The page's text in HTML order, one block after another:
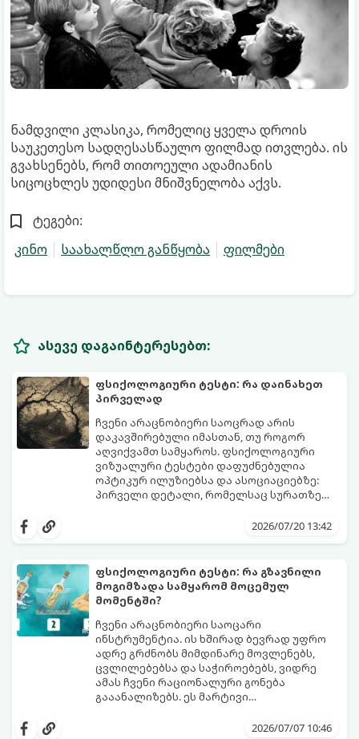
ნამდვილი კლასიკა, რომელიც ყველა დროის
საუკეთესო სადღესასწაულო ფილმად ითვლება. ის
გვახსენებს, რომ თითოეული ადამიანის
სიცოცხლეს უდიდესი მნიშვნელობა აქვს.
ტეგები:
კინო
საახალწლო განწყობა ფილმები
ასევე დაგაინტერესებთ:
ფსიქოლოგიური ტესტი: რა დაინახეთ
პირველად
ჩვენი არაცნობიერი საოცრად არის
დაკავშირებული იმასთან, თუ როგორ
აღვიქვამთ სამყაროს. ფსიქოლოგიური
ვიზუალური ტესტები დაფუძნებულია
ოპტიკურ ილუზიებსა და ასოციაციებზე:
პირველი დეტალი, რომელსაც სურათზე
პიროვნების ფარულ მხარეებზე,2026/07/20 13:42
ფსიქოლოგიური ტესტი: რა გზავნილი
მოგიმზადა სამყარომ მოცემულ
მომენტში?
ჩვენი არაცნობიერი საოცარი
ინსტრუმენტია. ის ხშირად ბევრად უფრო
ადრე გრძნობს მიმდინარე მოვლენებს,
ცვლილებებსა და საჭიროებებს, ვიდრე
ამას ჩვენი რაციონალური გონება
გააანალიზებს. ეს მარტივი
ასოციაციურ აღქმაზეა დაფუძნებული,
აირჩიეთ სამი წერილიდან ის ერთი,
2026/07/07 10:46